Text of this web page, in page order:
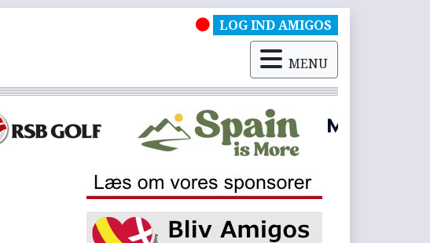
LOG IND AMIGOS
MENU